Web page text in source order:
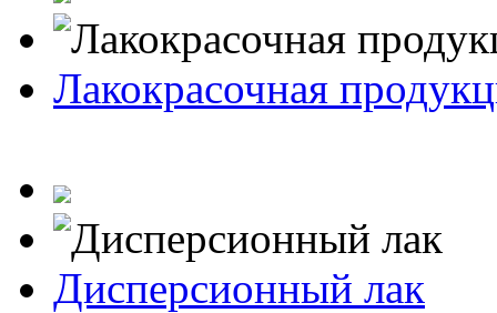
Лакокрасочная
Дисперсионный лак